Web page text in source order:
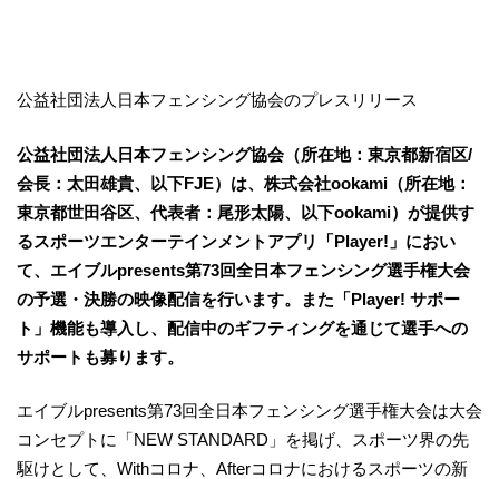
公益社団法人日本フェンシング協会のプレスリリース
公益社団法人日本フェンシング協会（所在地：東京都新宿区/
会長：太田雄貴、以下FJE）は、株式会社ookami（所在地：
東京都世田谷区、代表者：尾形太陽、以下ookami）が提供す
るスポーツエンターテインメントアプリ「Player!」におい
て、エイブルpresents第73回全日本フェンシング選手権大会
の予選・決勝の映像配信を行います。また「Player! サポー
ト」機能も導入し、配信中のギフティングを通じて選手への
サポートも募ります。
エイブルpresents第73回全日本フェンシング選手権大会は大会
コンセプトに「NEW STANDARD」を掲げ、スポーツ界の先
駆けとして、Withコロナ、Afterコロナにおけるスポーツの新